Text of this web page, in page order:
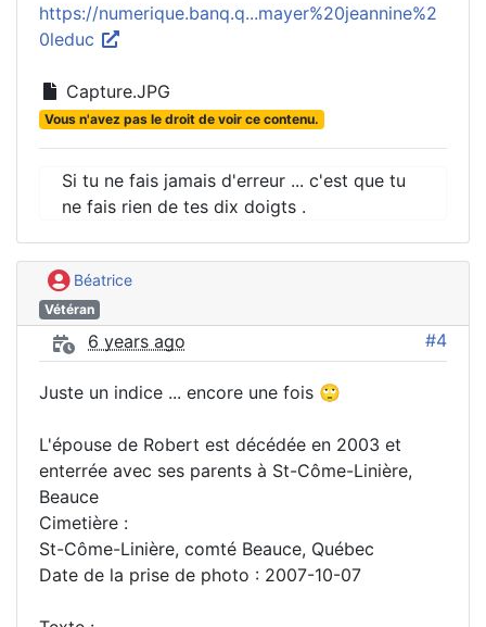
https://numerique.banq.q...mayer%20jeannine%2
0leduc
Capture.JPG
Vous n'avez pas le droit de voir ce contenu.
Si tu ne fais jamais d'erreur ... c'est que tu
ne fais rien de tes dix doigts .
Béatrice
Vétéran
6 years ago #4
Juste un indice ... encore une fois 🙄
L'épouse de Robert est décédée en 2003 et
enterrée avec ses parents à St-Côme-Linière,
Beauce
Cimetière :
St-Côme-Linière, comté Beauce, Québec
Date de la prise de photo : 2007-10-07